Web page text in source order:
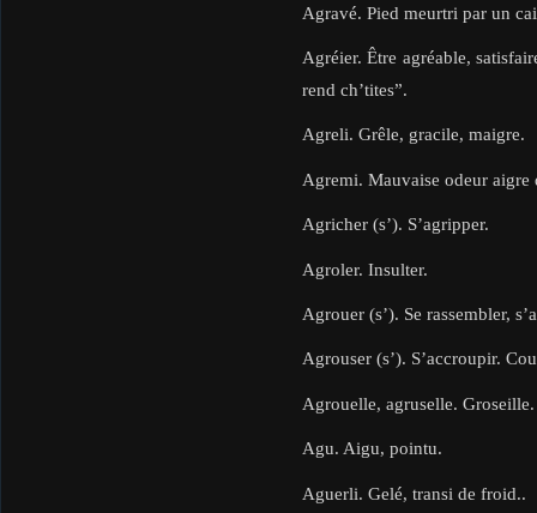
Agravé. Pied meurtri par un
Agréier. Être agréable,
rend ch’tites”.
Agreli. Grêle, gracile, maigre.
Agremi. Mauvaise odeur
Agricher (s’). S’agripper.
Agroler. Insulter.
Agrouer (s’). Se rassembler,
Agrouser (s’). S’accroupir.
Agrouelle, agruselle. Groseille.
Agu. Aigu, pointu.
Aguerli. Gelé, transi de froid..